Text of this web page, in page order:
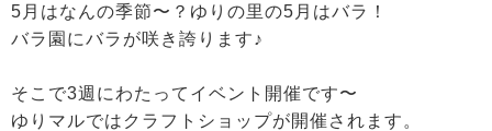
5月はなんの季節〜？ゆりの里の5月はバラ！
バラ園にバラが咲き誇ります♪
そこで3週にわたってイベント開催です〜
ゆりマルではクラフトショップが開催されます。